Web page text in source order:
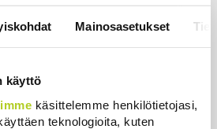
Mainosasetukset
käyttö
käsittelemme henkilötietojasi,
teknologioita, kuten